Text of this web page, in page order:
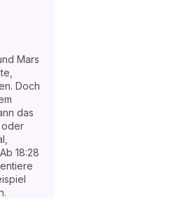
Mars
Doch
das
oder
18:28